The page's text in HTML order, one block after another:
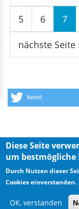
5 6 7
nächste Seite
tweet
Diese Seite
um
Durch Nutzen dieser
Cookies einverstanden.
OK, verstanden